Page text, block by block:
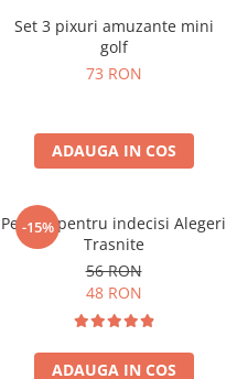
Set 3 pixuri amuzante mini
golf
73 RON
ADAUGA IN COS
-15%
Pendul pentru indecisi Alegeri
Trasnite
56 RON
48 RON
ADAUGA IN COS